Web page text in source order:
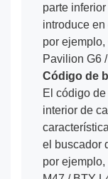
parte
introduce
por
Pavilion G6
Código de
El código
interior de
el buscador
por